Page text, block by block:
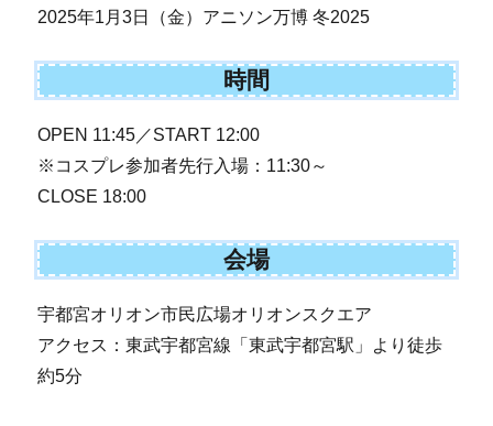
2025年1月3日（金）アニソン万博 冬2025
時間
OPEN 11:45／START 12:00
※コスプレ参加者先行入場：11:30～
CLOSE 18:00
会場
宇都宮オリオン市民広場オリオンスクエア
アクセス：東武宇都宮線「東武宇都宮駅」より徒歩
約5分